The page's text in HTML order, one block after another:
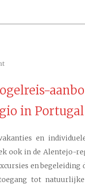
in Portugal
en
ook in de Alentejo-
en begeleiding
tot natuurlijke